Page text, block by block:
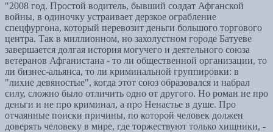
"2008 год. Простой водитель, бывший солдат Афганской
войны, в одиночку устраивает дерзкое ограбление
спецфургона, который перевозит деньги большого торгового
центра. Так в миллионном, но захолустном городе Батуеве
завершается долгая история могучего и деятельного союза
ветеранов Афганистана - то ли общественной организации, то
ли бизнес-альянса, то ли криминальной группировки: в
"лихие девяностые", когда этот союз образовался и набрал
силу, сложно было отличить одно от другого. Но роман не про
деньги и не про криминал, а про Ненастье в душе. Про
отчаянные поиски причины, по которой человек должен
доверять человеку в мире, где торжествуют только хищники, -